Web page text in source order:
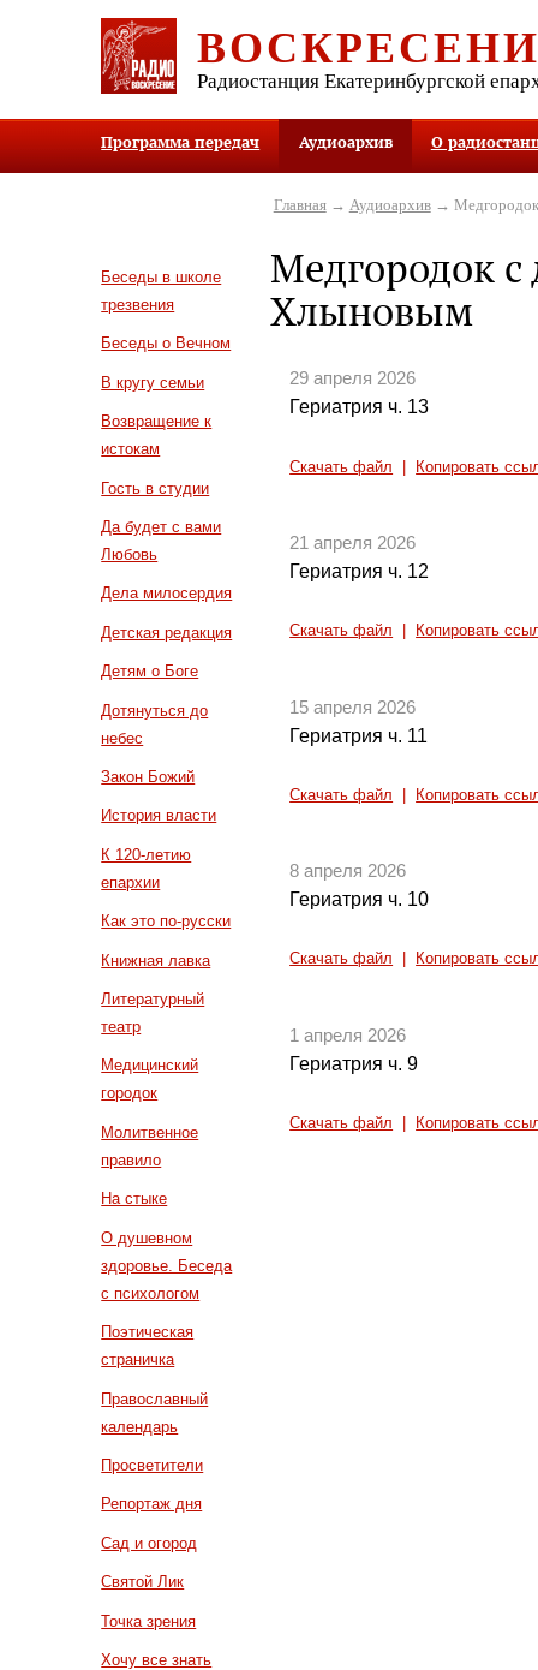
Радиостанция Екатеринбургской
Программа передач Аудиоархив О
Беседы в школе
трезвения
Беседы о Вечном
В кругу семьи
Возвращение к
истокам
Гость в студии
Да будет с вами
Любовь
Дела милосердия
Детская редакция
Детям о Боге
Дотянуться до
небес
Закон Божий
История власти
К 120-летию
епархии
Как это по-русски
Книжная лавка
Литературный
театр
Медицинский
городок
Молитвенное
правило
На стыке
О душевном
здоровье. Беседа
с психологом
Поэтическая
страничка
Православный
календарь
Просветители
Репортаж дня
Сад и огород
Святой Лик
Точка зрения
Хочу все знать
Главная→ Аудиоархив→ Медгородок
Медгородок с
Хлыновым
29 апреля 2026
Гериатрия ч. 13
Скачать файл Копировать
21 апреля 2026
Гериатрия ч. 12
Скачать файл Копировать
15 апреля 2026
Гериатрия ч. 11
Скачать файл Копировать
8 апреля 2026
Гериатрия ч. 10
Скачать файл Копировать
1 апреля 2026
Гериатрия ч. 9
Скачать файл Копировать